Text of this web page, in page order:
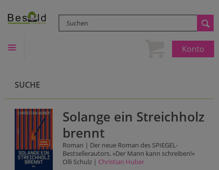
Konto
SUCHE
Solange ein Streichholz
brennt
Roman | Der neue Roman des SPIEGEL-
Bestsellerautors. »Der Mann kann schreiben!«
Olli Schulz | Christian Huber